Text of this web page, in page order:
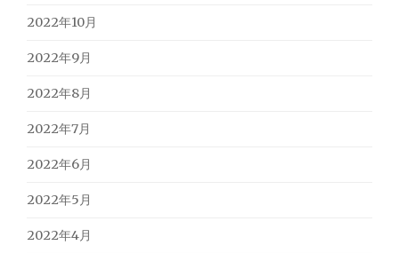
2022年10月
2022年9月
2022年8月
2022年7月
2022年6月
2022年5月
2022年4月